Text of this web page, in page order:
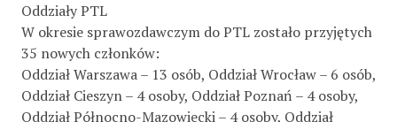
Oddziały PTL
W okresie sprawozdawczym do PTL zostało przyjętych
35 nowych członków:
Oddział Warszawa – 13 osób, Oddział Wrocław – 6 osób,
Oddział Cieszyn – 4 osoby, Oddział Poznań – 4 osoby,
Oddział Północno-Mazowiecki – 4 osoby, Oddział